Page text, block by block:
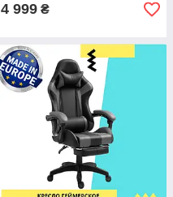
4 999 ₴